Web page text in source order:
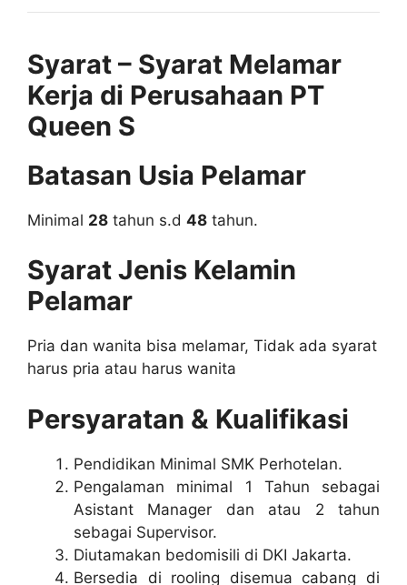
Syarat – Syarat Melamar
Kerja di Perusahaan PT
Queen S
Batasan Usia Pelamar
Minimal 28 tahun s.d 48 tahun.
Syarat Jenis Kelamin
Pelamar
Pria dan wanita bisa melamar, Tidak ada syarat
harus pria atau harus wanita
Persyaratan & Kualifikasi
Pendidikan Minimal SMK Perhotelan.
Pengalaman minimal 1 Tahun sebagai
Asistant Manager dan atau 2 tahun
sebagai Supervisor.
Diutamakan bedomisili di DKI Jakarta.
Bersedia di rooling disemua cabang di